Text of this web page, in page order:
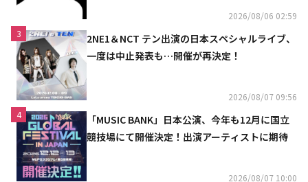
2026/08/06 02:59
3
2NE1＆NCT テン出演の日本スペシャルライブ、
一度は中止発表も…開催が再決定！
2026/08/07 09:56
4
「MUSIC BANK」日本公演、今年も12月に国立
競技場にて開催決定！出演アーティストに期待
2026/08/07 10:00